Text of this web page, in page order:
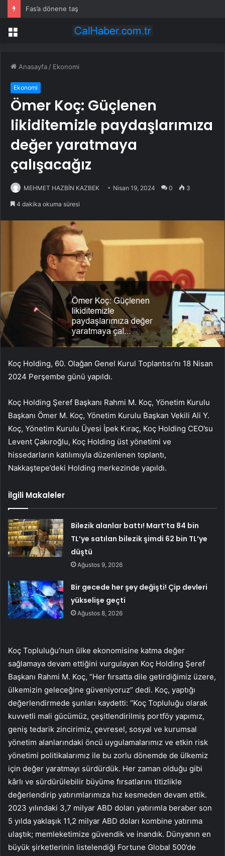
Fas’a dönene taş
Menü
Anasayfa / Ekonomi
Ekonomi
Ömer Koç: Güçlenen
likiditemizle paydaşlarımıza
değer yaratmaya
çalışacağız
MEHMET HAZBİN KAZBEK Nisan 19, 2024 0 3
4 dakika okuma süresi
Koç Holding, 60. Olağan Genel Kurul Toplantısı’nı 18 Nisan
2024 Perşembe günü yapıldı.
Koç Holding Şeref Başkanı Rahmi M. Koç, Yönetim Kurulu
Başkanı Ömer M. Koç, Yönetim Kurulu Başkan Vekili Ali Y.
Koç, Yönetim Kurulu Üyesi İpek Kıraç, Koç Holding CEO’su
Levent Çakıroğlu, Koç Holding üst yönetimi ve
hissedarların katılımıyla düzenlenen toplantı,
Nakkaştepe’deki Holding merkezinde yapıldı.
İlgili Makaleler
Bilezik alanlar battı! Mart’ta 84 bin
TL’ye satılan bilezik şimdi 62 bin TL’ye
düştü
Ağustos 9, 2026
Bir gecede her şey değişti! Çip devleri
yükselişe geçti
Ağustos 8, 2026
Koç Topluluğu’nun ülke ekonomisine katma değer
sağlamaya devam ettiğini vurgulayan Koç Holding Şeref
Başkanı Rahmi M. Koç, “Her fırsatta dile getirdiğimiz üzere,
ülkemizin geleceğine güveniyoruz” dedi. Koç, yaptığı
değerlendirmede şunları kaydetti: “Koç Topluluğu olarak
kuvvetli mali gücümüz, çeşitlendirilmiş portföy yapımız,
geniş tedarik zincirimiz, çevresel, sosyal ve kurumsal
yönetim alanlarındaki öncü uygulamalarımız ve etkin risk
yönetimi politikalarımız ile bu zorlu dönemde de ülkemiz
için değer yaratmayı sürdürdük. Her zaman olduğu gibi
kârlı ve sürdürülebilir büyüme fırsatlarını titizlikle
değerlendirip yatırımlarımıza hız kesmeden devam ettik.
2023 yılındaki 3,7 milyar ABD doları yatırımla beraber son
5 yılda yaklaşık 11,2 milyar ABD doları kombine yatırıma
ulaştık; memleketimize güvendik ve inandık. Dünyanın en
büyük şirketlerinin listelendiği Fortune Global 500’de